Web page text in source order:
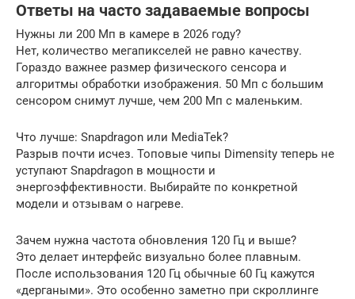
Ответы на часто задаваемые вопросы
Нужны ли 200 Мп в камере в 2026 году?
Нет, количество мегапикселей не равно качеству.
Гораздо важнее размер физического сенсора и
алгоритмы обработки изображения. 50 Мп с большим
сенсором снимут лучше, чем 200 Мп с маленьким.
Что лучше: Snapdragon или MediaTek?
Разрыв почти исчез. Топовые чипы Dimensity теперь не
уступают Snapdragon в мощности и
энергоэффективности. Выбирайте по конкретной
модели и отзывам о нагреве.
Зачем нужна частота обновления 120 Гц и выше?
Это делает интерфейс визуально более плавным.
После использования 120 Гц обычные 60 Гц кажутся
«дергаными». Это особенно заметно при скроллинге